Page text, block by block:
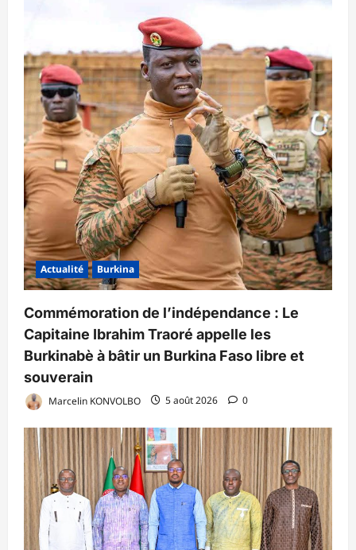
Actualité Burkina
Commémoration de l’indépendance : Le
Capitaine Ibrahim Traoré appelle les
Burkinabè à bâtir un Burkina Faso libre et
souverain
Marcelin KONVOLBO 5 août 2026 0